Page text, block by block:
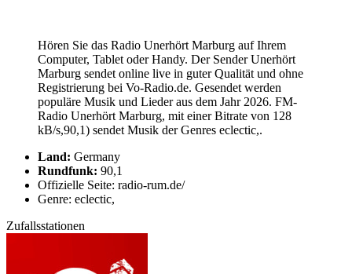
Hören Sie das Radio Unerhört Marburg auf Ihrem
Computer, Tablet oder Handy. Der Sender Unerhört
Marburg sendet online live in guter Qualität und ohne
Registrierung bei Vo-Radio.de. Gesendet werden
populäre Musik und Lieder aus dem Jahr 2026. FM-
Radio Unerhört Marburg, mit einer Bitrate von 128
kB/s,90,1) sendet Musik der Genres eclectic,.
Land: Germany
Rundfunk: 90,1
Offizielle Seite: radio-rum.de/
Genre: eclectic,
Zufallsstationen